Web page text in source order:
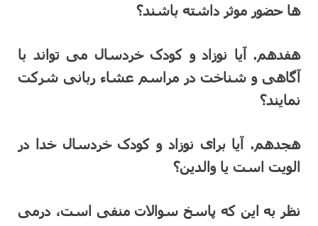
ها حضور موثر داشته باشند؟
هفدهم. آیا نوزاد و کودک خردسال می تواند با
آگاهی و شناخت در مراسم عشاء ربانی شرکت
نمایند؟
هجدهم. آیا برای نوزاد و کودک خردسال خدا در
الویت است یا والدین؟
نظر به این که پاسخ سوالات منفی است، درمی